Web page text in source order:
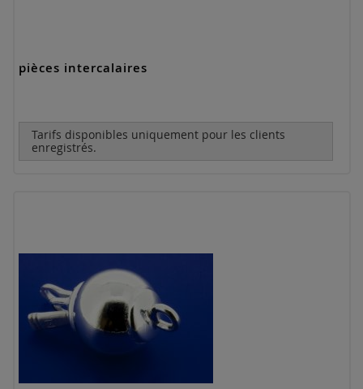
pièces intercalaires
Tarifs disponibles uniquement pour les clients
enregistrés.